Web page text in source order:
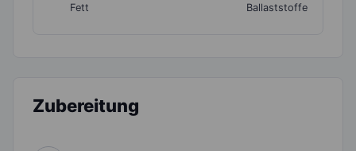
Fett Ballaststoffe
Zubereitung